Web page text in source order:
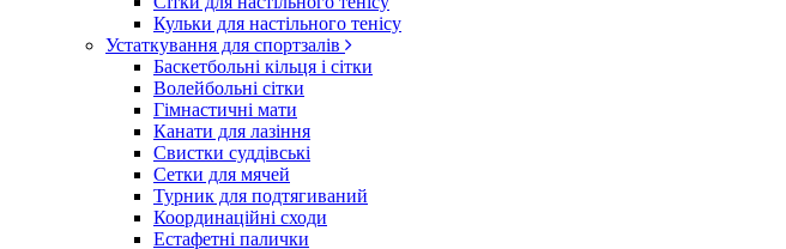
Кульки для настільного тенісу
Устаткування для спортзалів
Баскетбольні кільця і сітки
Волейбольні сітки
Гімнастичні мати
Канати для лазіння
Свистки суддівські
Сетки для мячей
Турник для подтягиваний
Координаційні сходи
Естафетні палички